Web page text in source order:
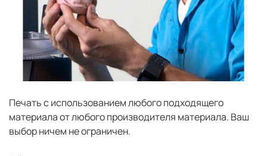
Печать с использованием любого подходящего
материала от любого производителя материала. Ваш
выбор ничем не ограничен.